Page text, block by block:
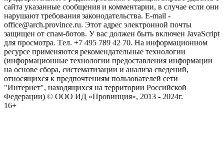
сайта указанные сообщения и комментарии, в случае если они
нарушают требования законодательства. E-mail -
office@arch.province.ru. Этот адрес электронной почты
защищен от спам-ботов. У вас должен быть включен JavaScript
для просмотра. Tел. +7 495 789 42 70. На информационном
ресурсе применяются рекомендательные технологии
(информационные технологии предоставления информации
на основе сбора, систематизации и анализа сведений,
относящихся к предпочтениям пользователей сети
"Интернет", находящихся на территории Российской
Федерации) © ООО ИД «Провинция», 2013 - 2024г.
16+